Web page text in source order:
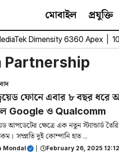
মোবাইল প্রযুক্তি
Dimensity 6360 Apex
Partnership
ফোনে এবার ৮ বছর ধরে
Google ও Qualcomm
আপডেটের ক্ষেত্রে এক নতুন স্ট্যান্ডার্ড
সম্প্রতি দুই কোম্পানি হাত ...
Mondal February 26, 2025